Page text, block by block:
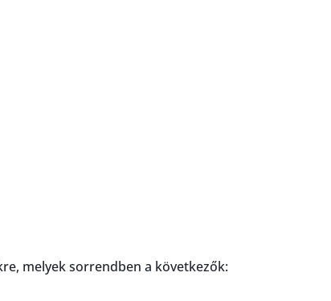
melyek sorrendben a következők: